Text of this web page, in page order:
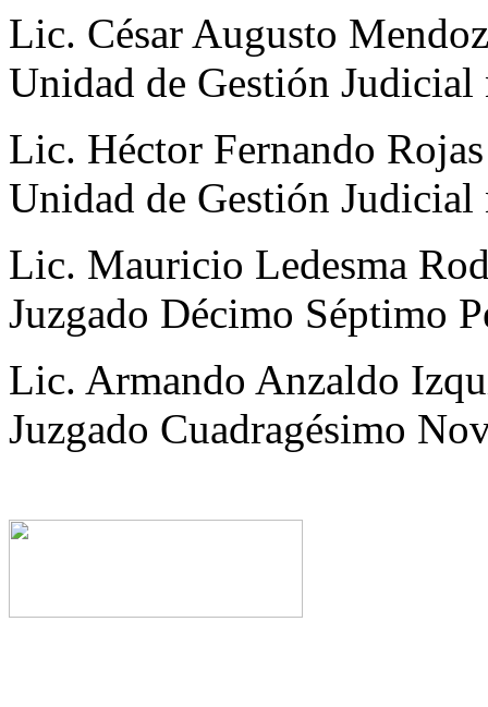
Lic. César Augusto
Unidad de Gestión Judicial
Lic. Héctor Fernando
Unidad de Gestión Judicial
Lic. Mauricio Ledesma
Juzgado Décimo Séptimo
Lic. Armando Anzaldo
Juzgado Cuadragésimo